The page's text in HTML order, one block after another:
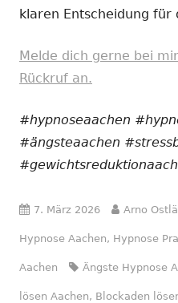
klaren Entscheidung für
Melde dich gerne bei
Rückruf an.
#hypnoseaachen
#ängsteaachen
Veröffentlicht
am
7. März 2026 Autor
Arno
Hypnose Aachen, Hypnose
Aachen Schlagwörter
Ängste Hypnose
lösen Aachen, Blockaden